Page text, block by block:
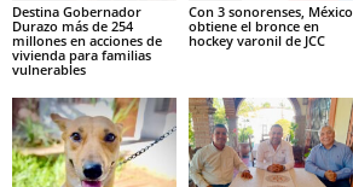
Destina Gobernador
Durazo más de 254
millones en acciones de
vivienda para familias
vulnerables
Con 3 sonorenses, México
obtiene el bronce en
hockey varonil de JCC